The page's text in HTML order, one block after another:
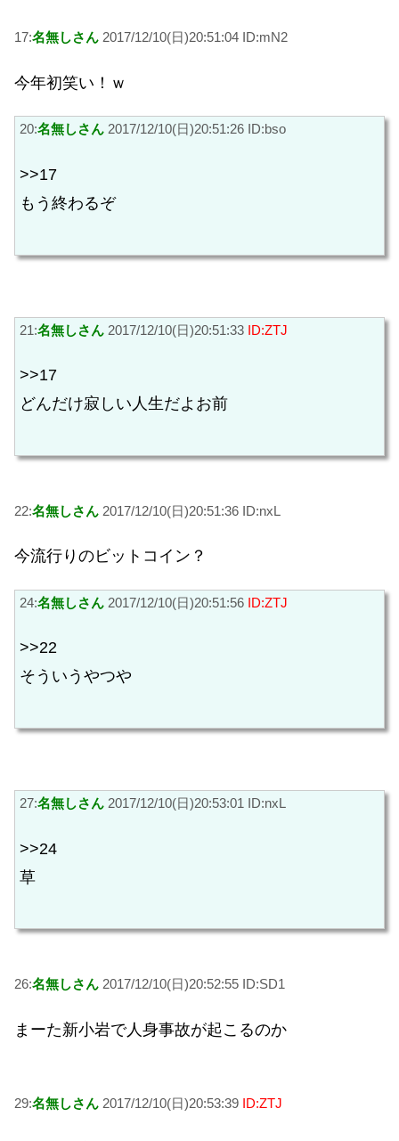
17:名無しさん 2017/12/10(日)20:51:04 ID:mN2
今年初笑い！ｗ
20:名無しさん 2017/12/10(日)20:51:26 ID:bso
>>17
もう終わるぞ
21:名無しさん 2017/12/10(日)20:51:33 ID:ZTJ
>>17
どんだけ寂しい人生だよお前
22:名無しさん 2017/12/10(日)20:51:36 ID:nxL
今流行りのビットコイン？
24:名無しさん 2017/12/10(日)20:51:56 ID:ZTJ
>>22
そういうやつや
27:名無しさん 2017/12/10(日)20:53:01 ID:nxL
>>24
草
26:名無しさん 2017/12/10(日)20:52:55 ID:SD1
まーた新小岩で人身事故が起こるのか
29:名無しさん 2017/12/10(日)20:53:39 ID:ZTJ